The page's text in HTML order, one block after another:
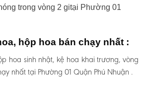
trong vòng 2 gitại Phường 01
hộp hoa bán chạy nhất :
hoa sinh nhật, kệ hoa khai trương, vòng
nhất tại Phường 01 Quận Phú Nhuận .